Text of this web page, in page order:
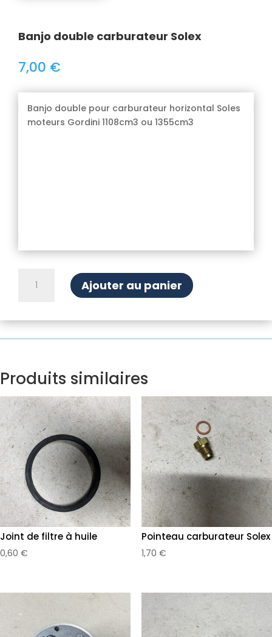
Banjo double carburateur Solex
7,00 €
Banjo double pour carburateur horizontal Soles
moteurs Gordini 1108cm3 ou 1355cm3
Ajouter au panier
Produits similaires
Joint de filtre à huile
0,60 €
Pointeau carburateur Solex
1,70 €